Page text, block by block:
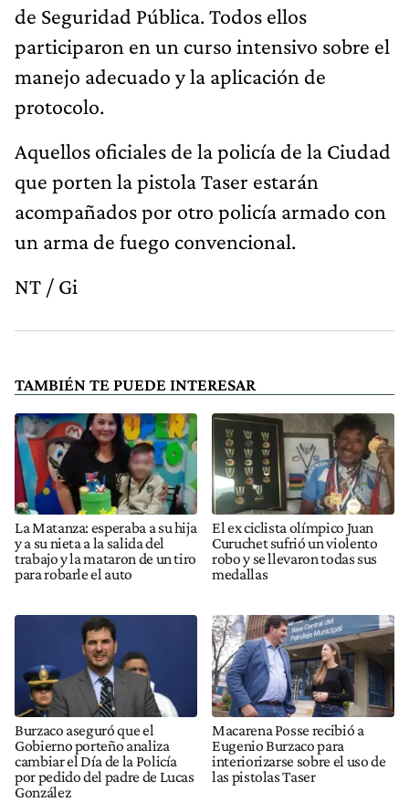
de Seguridad Pública. Todos ellos
participaron en un curso intensivo sobre el
manejo adecuado y la aplicación de
protocolo.
Aquellos oficiales de la policía de la Ciudad
que porten la pistola Taser estarán
acompañados por otro policía armado con
un arma de fuego convencional.
NT / Gi
TAMBIÉN TE PUEDE INTERESAR
La Matanza: esperaba a su hija
y a su nieta a la salida del
trabajo y la mataron de un tiro
para robarle el auto
El ex ciclista olímpico Juan
Curuchet sufrió un violento
robo y se llevaron todas sus
medallas
Burzaco aseguró que el
Gobierno porteño analiza
cambiar el Día de la Policía
por pedido del padre de Lucas
González
Macarena Posse recibió a
Eugenio Burzaco para
interiorizarse sobre el uso de
las pistolas Taser